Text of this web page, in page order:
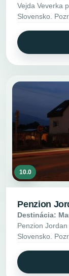
Vejda Veverka
Slovensko.
10.0
Penzion
Destinácia:
Penzion
Slovensko.